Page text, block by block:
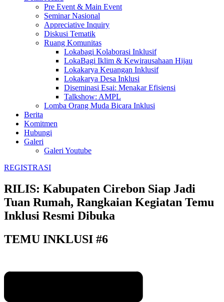
Pre Event & Main Event
Seminar Nasional
Appreciative Inquiry
Diskusi Tematik
Ruang Komunitas
Lokabagi Kolaborasi Inklusif
LokaBagi Iklim & Kewirausahaan Hijau
Lokakarya Keuangan Inklusif
Lokakarya Desa Inklusi
Diseminasi Esai: Menakar Efisiensi
Talkshow: AMPL
Lomba Orang Muda Bicara Inklusi
Berita
Komitmen
Hubungi
Galeri
Galeri Youtube
REGISTRASI
RILIS: Kabupaten Cirebon Siap Jadi
Tuan Rumah, Rangkaian Kegiatan Temu
Inklusi Resmi Dibuka
TEMU INKLUSI #6